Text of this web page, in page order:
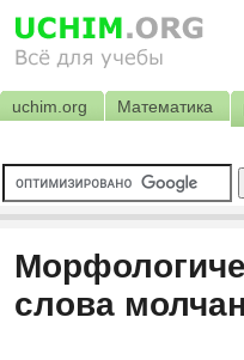
uchim.org Математика
слова